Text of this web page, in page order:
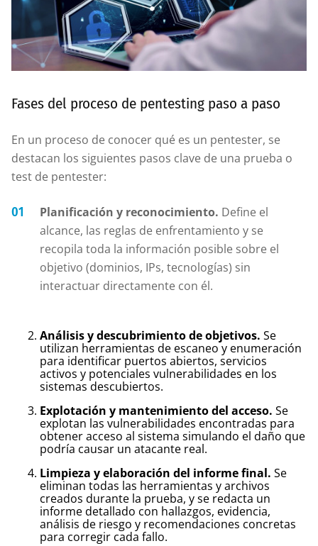
Fases del proceso de pentesting paso a paso
En un proceso de conocer qué es un pentester, se
destacan los siguientes pasos clave de una prueba o
test de pentester:
Planificación y reconocimiento. Define el
alcance, las reglas de enfrentamiento y se
recopila toda la información posible sobre el
objetivo (dominios, IPs, tecnologías) sin
interactuar directamente con él.
Análisis y descubrimiento de objetivos. Se
utilizan herramientas de escaneo y enumeración
para identificar puertos abiertos, servicios
activos y potenciales vulnerabilidades en los
sistemas descubiertos.
Explotación y mantenimiento del acceso. Se
explotan las vulnerabilidades encontradas para
obtener acceso al sistema simulando el daño que
podría causar un atacante real.
Limpieza y elaboración del informe final. Se
eliminan todas las herramientas y archivos
creados durante la prueba, y se redacta un
informe detallado con hallazgos, evidencia,
análisis de riesgo y recomendaciones concretas
para corregir cada fallo.